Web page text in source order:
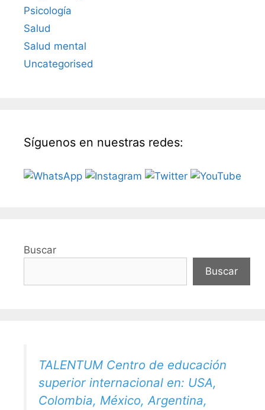
Psicología
Salud
Salud mental
Uncategorised
Síguenos en nuestras redes:
Buscar
Buscar
TALENTUM Centro de educación
superior internacional en: USA,
Colombia, México, Argentina,